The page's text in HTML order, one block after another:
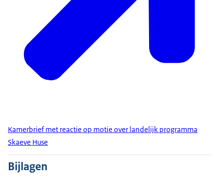
Kamerbrief met reactie op motie over landelijk programma
Skaeve Huse
Bijlagen